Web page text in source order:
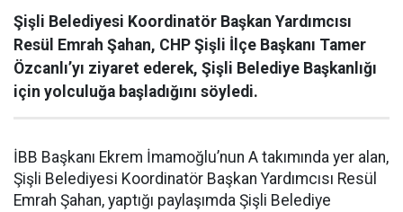
Şişli Belediyesi Koordinatör Başkan Yardımcısı
Resül Emrah Şahan, CHP Şişli İlçe Başkanı Tamer
Özcanlı’yı ziyaret ederek, Şişli Belediye Başkanlığı
için yolculuğa başladığını söyledi.
İBB Başkanı Ekrem İmamoğlu’nun A takımında yer alan,
Şişli Belediyesi Koordinatör Başkan Yardımcısı Resül
Emrah Şahan, yaptığı paylaşımda Şişli Belediye